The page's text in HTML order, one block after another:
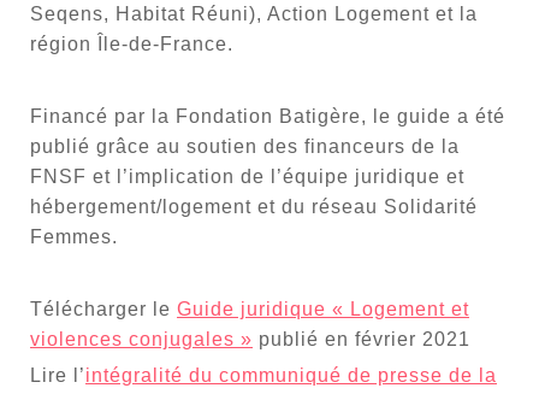
Seqens, Habitat Réuni), Action Logement et la
région Île-de-France.
Financé par la Fondation Batigère, le guide a été
publié grâce au soutien des financeurs de la
FNSF et l’implication de l’équipe juridique et
hébergement/logement et du réseau Solidarité
Femmes.
Télécharger le Guide juridique « Logement et
violences conjugales » publié en février 2021
Lire l’intégralité du communiqué de presse de la